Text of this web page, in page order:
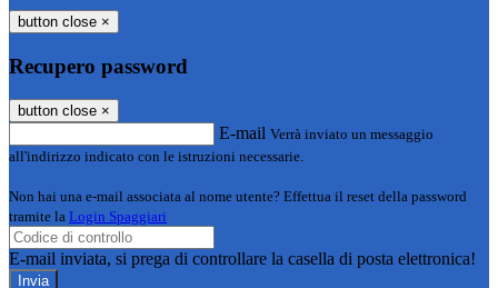
button close ×
Recupero password
button close ×
E-mail Verrà inviato un messaggio
all'indirizzo indicato con le istruzioni necessarie.
Non hai una e-mail associata al nome utente? Effettua il reset della password
tramite la Login Spaggiari
E-mail inviata, si prega di controllare la casella di posta elettronica!